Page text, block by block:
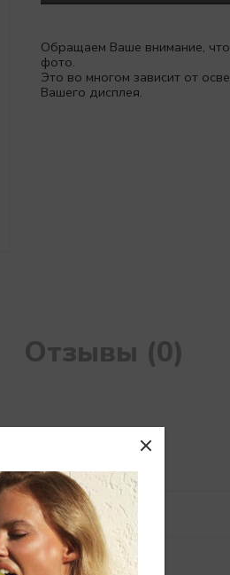
Обращаем Ваше внимание,
фото.
Это во многом зависит от
Вашего дисплея.
Отзывы (0)